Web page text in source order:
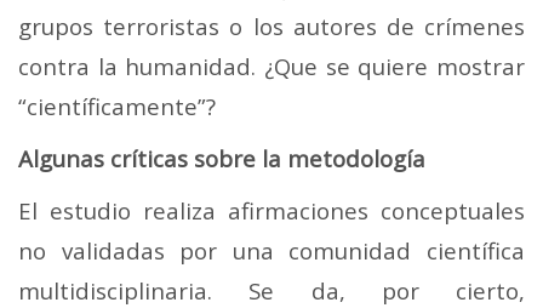
grupos terroristas o los autores de crímenes
contra la humanidad. ¿Que se quiere mostrar
“científicamente”?
Algunas críticas sobre la metodología
El estudio realiza afirmaciones conceptuales
no validadas por una comunidad científica
multidisciplinaria. Se da, por cierto,